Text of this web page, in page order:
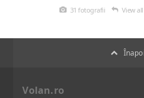
31 fotografii
View
Volan.ro